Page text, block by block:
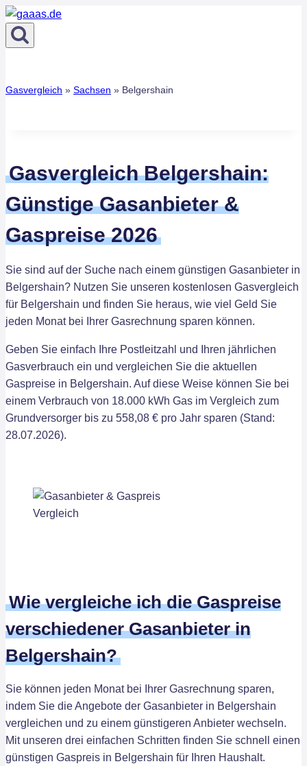
Zum
Inhalt
springen
Gasvergleich » Sachsen » Belgershain
Gasvergleich Belgershain:
Günstige Gasanbieter &
Gaspreise 2026
Sie sind auf der Suche nach einem günstigen Gasanbieter in
Belgershain? Nutzen Sie unseren kostenlosen Gasvergleich
für Belgershain und finden Sie heraus, wie viel Geld Sie
jeden Monat bei Ihrer Gasrechnung sparen können.
Geben Sie einfach Ihre Postleitzahl und Ihren jährlichen
Gasverbrauch ein und vergleichen Sie die aktuellen
Gaspreise in Belgershain. Auf diese Weise können Sie bei
einem Verbrauch von 18.000 kWh Gas im Vergleich zum
Grundversorger bis zu 558,08 € pro Jahr sparen (Stand:
28.07.2026).
Wie vergleiche ich die Gaspreise
verschiedener Gasanbieter in
Belgershain?
Sie können jeden Monat bei Ihrer Gasrechnung sparen,
indem Sie die Angebote der Gasanbieter in Belgershain
vergleichen und zu einem günstigeren Anbieter wechseln.
Mit unseren drei einfachen Schritten finden Sie schnell einen
günstigen Gaspreis in Belgershain für Ihren Haushalt.